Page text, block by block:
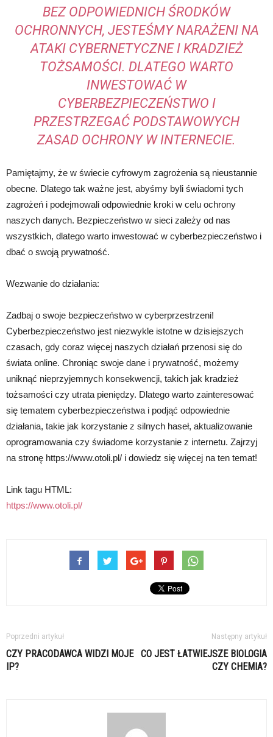
BEZ ODPOWIEDNICH ŚRODKÓW
OCHRONNYCH, JESTEŚMY NARAŻENI NA
ATAKI CYBERNETYCZNE I KRADZIEŻ
TOŻSAMOŚCI. DLATEGO WARTO
INWESTOWAĆ W
CYBERBEZPIECZEŃSTWO I
PRZESTRZEGAĆ PODSTAWOWYCH
ZASAD OCHRONY W INTERNECIE.
Pamiętajmy, że w świecie cyfrowym zagrożenia są nieustannie
obecne. Dlatego tak ważne jest, abyśmy byli świadomi tych
zagrożeń i podejmowali odpowiednie kroki w celu ochrony
naszych danych. Bezpieczeństwo w sieci zależy od nas
wszystkich, dlatego warto inwestować w cyberbezpieczeństwo i
dbać o swoją prywatność.
Wezwanie do działania:
Zadbaj o swoje bezpieczeństwo w cyberprzestrzeni!
Cyberbezpieczeństwo jest niezwykle istotne w dzisiejszych
czasach, gdy coraz więcej naszych działań przenosi się do
świata online. Chroniąc swoje dane i prywatność, możemy
uniknąć nieprzyjemnych konsekwencji, takich jak kradzież
tożsamości czy utrata pieniędzy. Dlatego warto zainteresować
się tematem cyberbezpieczeństwa i podjąć odpowiednie
działania, takie jak korzystanie z silnych haseł, aktualizowanie
oprogramowania czy świadome korzystanie z internetu. Zajrzyj
na stronę https://www.otoli.pl/ i dowiedz się więcej na ten temat!
Link tagu HTML:
https://www.otoli.pl/
Poprzedni artykuł
CZY PRACODAWCA WIDZI MOJE
IP?
Następny artykuł
CO JEST ŁATWIEJSZE BIOLOGIA
CZY CHEMIA?